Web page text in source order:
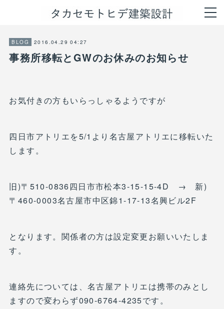
BLOG 2016.04.29 04:27
事務所移転とGWのお休みのお知らせ
お気付きの方もいらっしゃるようですが
四日市アトリエを5/1より名古屋アトリエに移転いた
します。
旧)〒510-0836四日市市松本3-15-15-4D → 新)
〒460-0003名古屋市中区錦1-17-13名興ビル2F
となります。関係者の方は設定変更お願いいたしま
す。
連絡先については、名古屋アトリエは携帯のみとし
ますので変わらず090-6764-4235です。